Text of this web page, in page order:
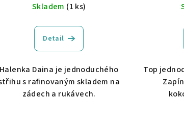
Skladem (1 ks)
Detail
Halenka Daina je jednoduchého
s rafinovaným skladem na
zádech a rukávech.
Top